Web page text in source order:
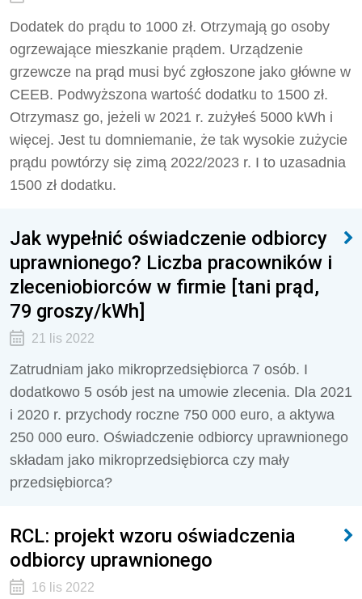
Dodatek do prądu to 1000 zł. Otrzymają go osoby
ogrzewające mieszkanie prądem. Urządzenie
grzewcze na prąd musi być zgłoszone jako główne w
CEEB. Podwyższona wartość dodatku to 1500 zł.
Otrzymasz go, jeżeli w 2021 r. zużyłeś 5000 kWh i
więcej. Jest tu domniemanie, że tak wysokie zużycie
prądu powtórzy się zimą 2022/2023 r. I to uzasadnia
1500 zł dodatku.
Jak wypełnić oświadczenie odbiorcy
uprawnionego? Liczba pracowników i
zleceniobiorców w firmie [tani prąd,
79 groszy/kWh]
21 lis 2022
Zatrudniam jako mikroprzedsiębiorca 7 osób. I
dodatkowo 5 osób jest na umowie zlecenia. Dla 2021
i 2020 r. przychody roczne 750 000 euro, a aktywa
250 000 euro. Oświadczenie odbiorcy uprawnionego
składam jako mikroprzedsiębiorca czy mały
przedsiębiorca?
RCL: projekt wzoru oświadczenia
odbiorcy uprawnionego
16 lis 2022